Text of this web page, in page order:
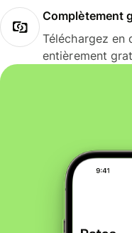
Complètement
Téléchargez en
entièrement